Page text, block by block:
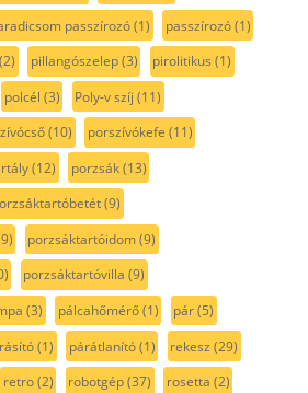
passzírozó(1) passzírozó(1)
(2) pillangószelep(3) pirolitikus (1)
polcél (3) Poly-v szíj (11)
(10) porszívókefe (11)
(12) porzsák(13)
(9)
porzsáktartóidom(9)
porzsáktartóvilla (9)
(3) pálcahőmérő(1) pár(5)
(1) párátlanító(1) rekesz (29)
retro(2) robotgép(37) rosetta (2)